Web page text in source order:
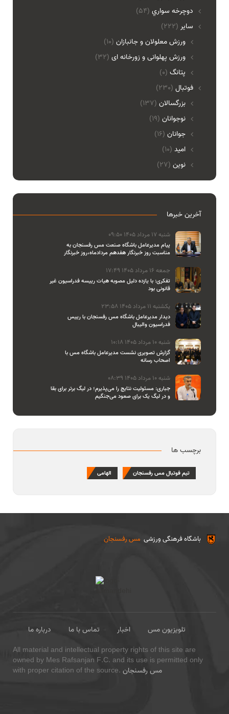
(54) دوچرخه سواري
(222) ساير
ورزش معلولان و جانبازان (10)
ورزش پهلوانی و زورخانه ای (32)
پتانگ (0)
(230) فوتبال
بزرگسالان (137)
نوجوانان (19)
جوانان (16)
امید (10)
نوین (27)
آخرین خبرها
شنبه 17 مرداد 1405 09:50
پیام مدیرعامل باشگاه صنعت مس رفسنجان به
مناسبت روز خبرنگار هفدهم مردادماه،روز خبرنگار
جمعه 16 مرداد 1405 17:49
تفکری: با یازده دلیل مصوبه هیات رییسه فدراسیون غیر
قانونی بود
یکشنبه 11 مرداد 1405 23:58
دیدار مدیرعامل باشگاه مس رفسنجان با رییس
فدراسیون والیبال
شنبه 10 مرداد 1405 10:18
گزارش تصویری نشست مدیرعامل باشگاه مس با
اصحاب رسانه
شنبه 10 مرداد 1405 08:39
جباری: مسئولیت نتایج را می‌پذیرم؛ در لیگ برتر برای بقا
و در لیگ یک برای صعود می‌جنگیم
برچسب ها
تیم فوتبال مس رفسنجان الهامی
مس رفسنجان باشگاه فرهنگی ورزشی
درباره ما تماس با ما اخبار
تلویزیون مس
All material and intellectual property rights of this site are
owned by Mes Rafsanjan F.C. and its use is permitted only
with proper citation of the source. مس رفسنجان